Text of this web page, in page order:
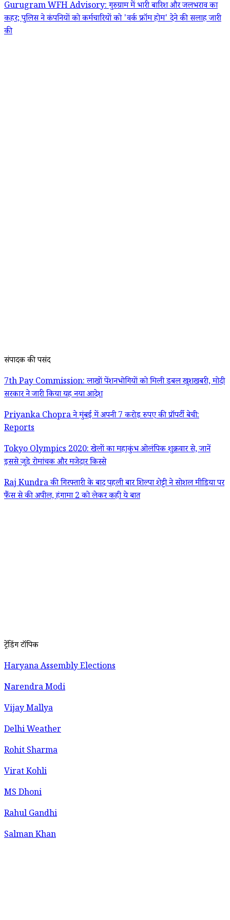
Gurugram WFH Advisory: गुरुग्राम में भारी बारिश और जलभराव का
कहर; पुलिस ने कंपनियों को कर्मचारियों को 'वर्क फ्रॉम होम' देने की सलाह जारी
की
संपादक की पसंद
7th Pay Commission: लाखों पेंशनभोगियों को मिली डबल खुशखबरी, मोदी
सरकार ने जारी किया यह नया आदेश
Priyanka Chopra ने मुंबई में अपनी 7 करोड़ रुपए की प्रॉपर्टी बेची:
Reports
Tokyo Olympics 2020: खेलों का महाकुंभ ओलंपिक शुक्रवार से, जानें
इससे जुड़े रोमांचक और मजेदार किस्से
Raj Kundra की गिरफ्तारी के बाद पहली बार शिल्पा शेट्टी ने सोशल मीडिया पर
फैंस से की अपील, हंगामा 2 को लेकर कही ये बात
ट्रेंडिंग टॉपिक
Haryana Assembly Elections
Narendra Modi
Vijay Mallya
Delhi Weather
Rohit Sharma
Virat Kohli
MS Dhoni
Rahul Gandhi
Salman Khan